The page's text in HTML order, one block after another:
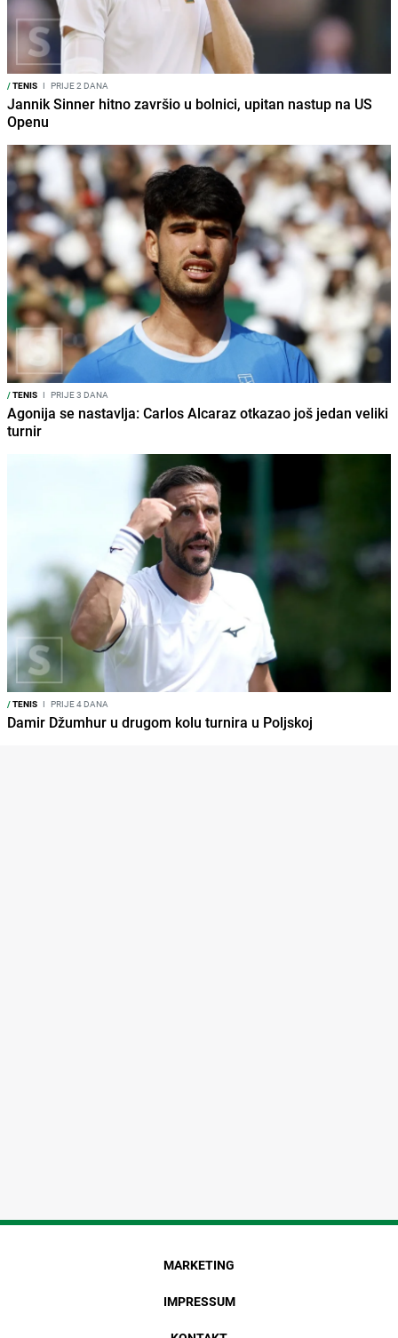
/TENIS I PRIJE 2 DANA
Jannik Sinner hitno završio u bolnici, upitan nastup na US
Openu
/TENIS I PRIJE 3 DANA
Agonija se nastavlja: Carlos Alcaraz otkazao još jedan veliki
turnir
/TENIS I PRIJE 4 DANA
Damir Džumhur u drugom kolu turnira u Poljskoj
MARKETING
IMPRESSUM